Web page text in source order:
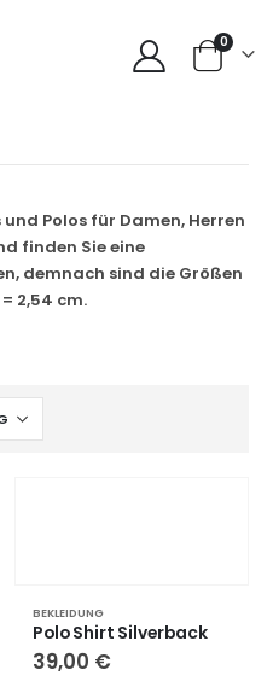
0
Polos für Damen, Herren
finden Sie eine
demnach sind die Größen
2,54 cm.
BEKLEIDUNG
Polo Shirt Silverback
39,00 €